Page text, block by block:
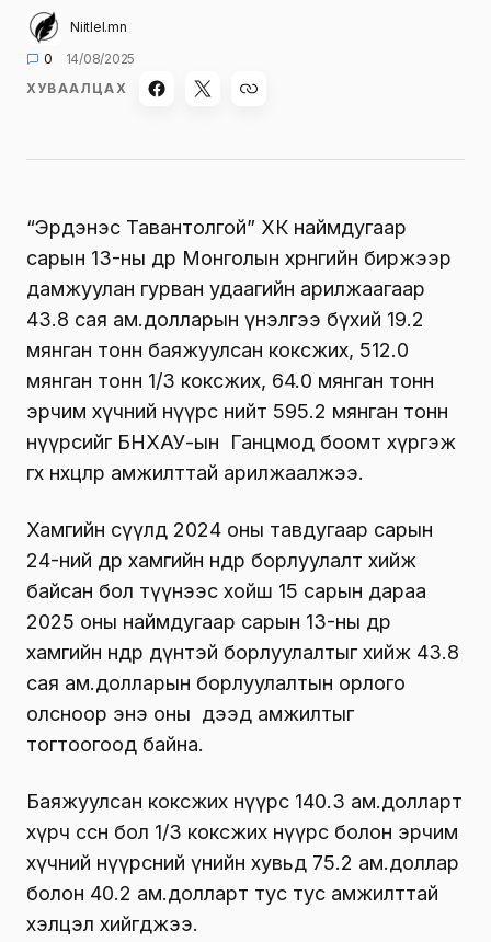
Niitlel.mn
0
14/08/2025
ХУВААЛЦАХ
“Эрдэнэс Тавантолгой” ХК наймдугаар
сарын 13-ны өдөр Монголын хөрөнгийн биржээр
дамжуулан гурван удаагийн арилжаагаар
43.8 сая ам.долларын үнэлгээ бүхий 19.2
мянган тонн баяжуулсан коксжих, 512.0
мянган тонн 1/3 коксжих, 64.0 мянган тонн
эрчим хүчний нүүрс нийт 595.2 мянган тонн
нүүрсийг БНХАУ-ын Ганцмод боомт хүргэж
өгөх нөхцөлөөр амжилттай арилжаалжээ.
Хамгийн сүүлд 2024 оны тавдугаар сарын
24-ний өдөр хамгийн өндөр борлуулалт хийж
байсан бол түүнээс хойш 15 сарын дараа
2025 оны наймдугаар сарын 13-ны өдөр
хамгийн өндөр дүнтэй борлуулалтыг хийж 43.8
сая ам.долларын борлуулалтын орлого
олсноор энэ оны дээд амжилтыг
тогтоогоод байна.
Баяжуулсан коксжих нүүрс 140.3 ам.долларт
хүрч өссөн бол 1/3 коксжих нүүрс болон эрчим
хүчний нүүрсний үнийн хувьд 75.2 ам.доллар
болон 40.2 ам.долларт тус тус амжилттай
хэлцэл хийгджээ.